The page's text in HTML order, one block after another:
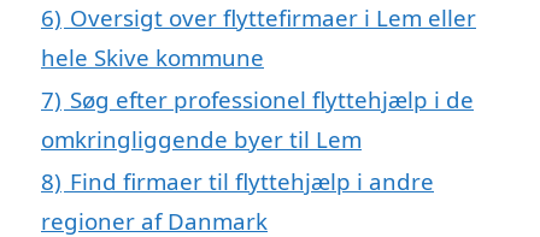
6) Oversigt over flyttefirmaer i Lem eller
hele Skive kommune
7) Søg efter professionel flyttehjælp i de
omkringliggende byer til Lem
8) Find firmaer til flyttehjælp i andre
regioner af Danmark